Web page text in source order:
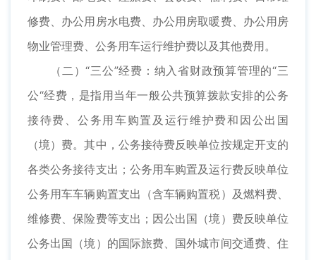
修费、办公用房水电费、办公用房取暖费、办公用房
物业管理费、公务用车运行维护费以及其他费用。
（二）“三公”经费：纳入省财政预算管理的“三
公“经费，是指用当年一般公共预算拨款安排的公务
接待费、公务用车购置及运行维护费和因公出国
（境）费。其中，公务接待费反映单位按规定开支的
各类公务接待支出；公务用车购置及运行费反映单位
公务用车车辆购置支出（含车辆购置税）及燃料费、
维修费、保险费等支出；因公出国（境）费反映单位
公务出国（境）的国际旅费、国外城市间交通费、住